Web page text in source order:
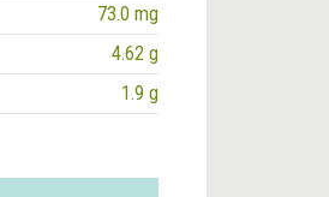
73.0 mg
4.62 g
1.9 g